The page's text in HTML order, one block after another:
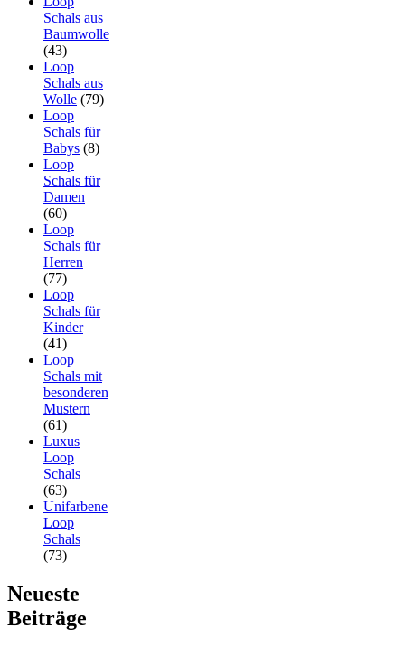
Schals aus
Baumwolle
(43)
Loop
Schals aus
Wolle (79)
Loop
Schals für
Babys (8)
Loop
Schals für
Damen
(60)
Loop
Schals für
Herren
(77)
Loop
Schals für
Kinder
(41)
Loop
Schals mit
besonderen
Mustern
(61)
Luxus
Loop
Schals
(63)
Unifarbene
Loop
Schals
(73)
Neueste
Beiträge